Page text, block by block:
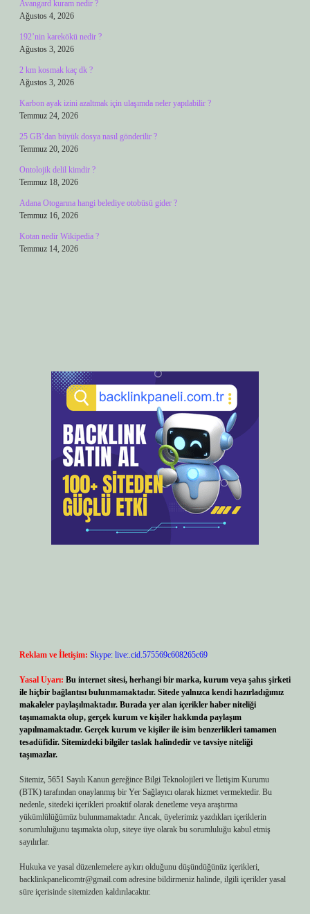
Avangard kuram nedir ?
Ağustos 4, 2026
192’nin karekökü nedir ?
Ağustos 3, 2026
2 km kosmak kaç dk ?
Ağustos 3, 2026
Karbon ayak izini azaltmak için ulaşımda neler yapılabilir ?
Temmuz 24, 2026
25 GB’dan büyük dosya nasıl gönderilir ?
Temmuz 20, 2026
Ontolojik delil kimdir ?
Temmuz 18, 2026
Adana Otogarına hangi belediye otobüsü gider ?
Temmuz 16, 2026
Kotan nedir Wikipedia ?
Temmuz 14, 2026
Reklam ve İletişim: Skype: live:.cid.575569c608265c69
Yasal Uyarı: Bu internet sitesi, herhangi bir marka, kurum veya şahıs şirketi
ile hiçbir bağlantısı bulunmamaktadır. Sitede yalnızca kendi hazırladığımız
makaleler paylaşılmaktadır. Burada yer alan içerikler haber niteliği
taşımamakta olup, gerçek kurum ve kişiler hakkında paylaşım
yapılmamaktadır. Gerçek kurum ve kişiler ile isim benzerlikleri tamamen
tesadüfidir. Sitemizdeki bilgiler taslak halindedir ve tavsiye niteliği
taşımazlar.
Sitemiz, 5651 Sayılı Kanun gereğince Bilgi Teknolojileri ve İletişim Kurumu
(BTK) tarafından onaylanmış bir Yer Sağlayıcı olarak hizmet vermektedir. Bu
nedenle, sitedeki içerikleri proaktif olarak denetleme veya araştırma
yükümlülüğümüz bulunmamaktadır. Ancak, üyelerimiz yazdıkları içeriklerin
sorumluluğunu taşımakta olup, siteye üye olarak bu sorumluluğu kabul etmiş
sayılırlar.
Hukuka ve yasal düzenlemelere aykırı olduğunu düşündüğünüz içerikleri,
backlinkpanelicomtr@gmail.com adresine bildirmeniz halinde, ilgili içerikler yasal
süre içerisinde sitemizden kaldırılacaktır.